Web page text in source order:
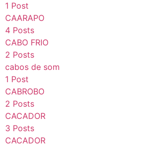
1 Post
CAARAPO
4 Posts
CABO FRIO
2 Posts
cabos de som
1 Post
CABROBO
2 Posts
CACADOR
3 Posts
CACADOR